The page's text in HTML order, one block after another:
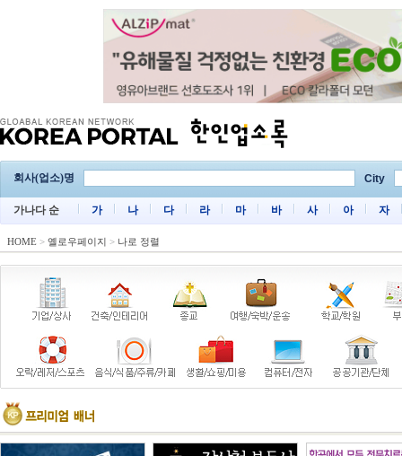
회사(업소)명 City
가나다 순 가 나 다 라 마 바 사 아 자
HOME > 옐로우페이지 > 나로 정렬